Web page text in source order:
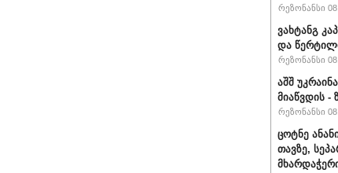
რეზონანსი
ვახტანგ
და
რეზონანსი
აშშ
მიაწვდის -
რეზონანსი
ცოტნე
თავზე,